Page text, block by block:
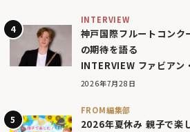
INTERVIEW
神戸国際フルートコンク
の期待を語る
INTERVIEW ファビアン
2026年7月28日
FROM編集部
2026年夏休み 親子で楽